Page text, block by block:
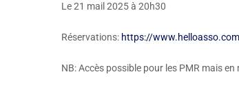
Le 21 mail 2025 à 20h30
Réservations: https://
NB: Accès possible pour les PMR mais